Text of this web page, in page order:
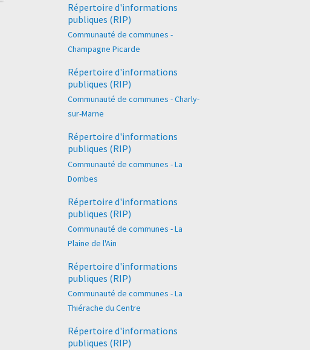
Répertoire d'informations
publiques (RIP)
Communauté de communes -
Champagne Picarde
Répertoire d'informations
publiques (RIP)
Communauté de communes - Charly-
sur-Marne
Répertoire d'informations
publiques (RIP)
Communauté de communes - La
Dombes
Répertoire d'informations
publiques (RIP)
Communauté de communes - La
Plaine de l'Ain
Répertoire d'informations
publiques (RIP)
Communauté de communes - La
Thiérache du Centre
Répertoire d'informations
publiques (RIP)